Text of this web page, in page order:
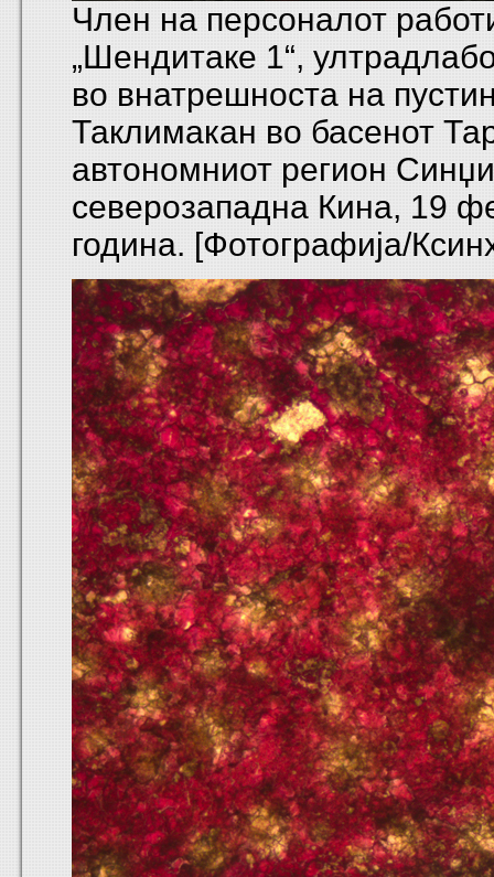
Член на персоналот
„Шендитаке 1“,
во внатрешноста на
Таклимакан во басенот
автономниот регион
северозападна Кина, 19
година. [Фотографија/